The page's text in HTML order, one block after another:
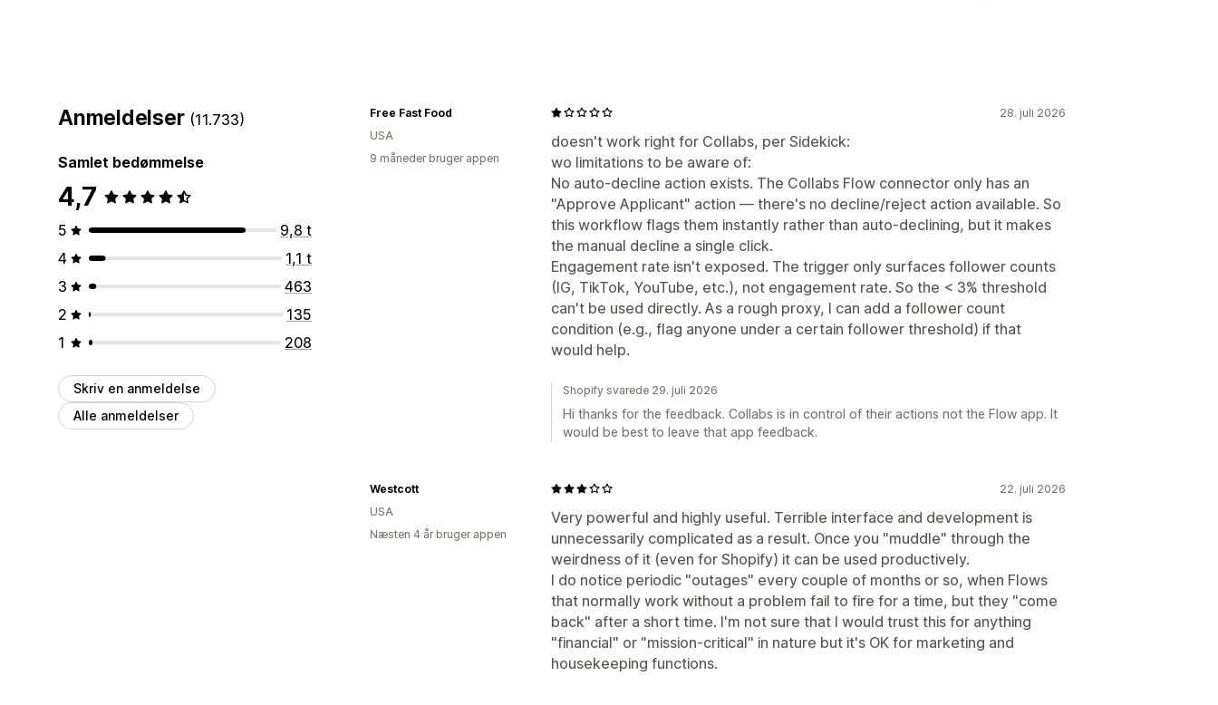
Tilpasning
API’er Betinget logik Tilpassede udløsere
Planlagte opgaver Tilpassede arbejdsprocesser
Administration af kampagner
Redigeringsværktøj Skabeloner Tilpasset kode Udløsere og regler
Automatiseringer Segmentering Tagging
Anmeldelser (11.733)
Samlet bedømmelse
4,7
5
9,8 t
4
1,1 t
3
463
2
135
1
208
Skriv en anmeldelse
Alle anmeldelser
28. juli 2026
doesn't work right for Collabs, per Sidekick:
wo limitations to be aware of:
No auto-decline action exists. The Collabs Flow connector only has an
"Approve Applicant" action — there's no decline/reject action available. So
this workflow flags them instantly rather than auto-declining, but it makes
the manual decline a single click.
Engagement rate isn't exposed. The trigger only surfaces follower counts
(IG, TikTok, YouTube, etc.), not engagement rate. So the < 3% threshold
can't be used directly. As a rough proxy, I can add a follower count
condition (e.g., flag anyone under a certain follower threshold) if that
would help.
Free Fast Food
USA
9 måneder bruger appen
Shopify svarede 29. juli 2026
Hi thanks for the feedback. Collabs is in control of their actions not the Flow app. It
would be best to leave that app feedback.
22. juli 2026
Very powerful and highly useful. Terrible interface and development is
unnecessarily complicated as a result. Once you "muddle" through the
weirdness of it (even for Shopify) it can be used productively.
I do notice periodic "outages" every couple of months or so, when Flows
that normally work without a problem fail to fire for a time, but they "come
back" after a short time. I'm not sure that I would trust this for anything
"financial" or "mission-critical" in nature but it's OK for marketing and
housekeeping functions.
Westcott
USA
Næsten 4 år bruger appen